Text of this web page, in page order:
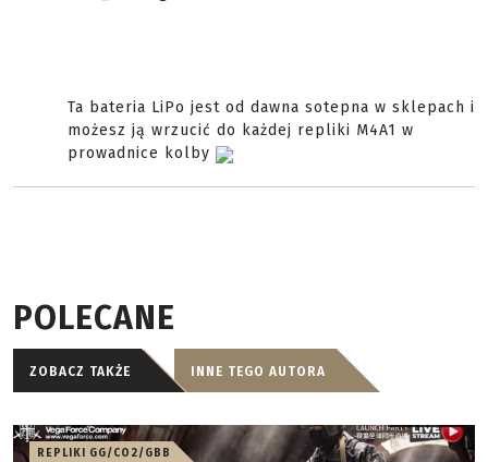
Ta bateria LiPo jest od dawna sotepna w sklepach i
możesz ją wrzucić do każdej repliki M4A1 w
prowadnice kolby
POLECANE
ZOBACZ TAKŻE INNE TEGO AUTORA
REPLIKI GG/CO2/GBB